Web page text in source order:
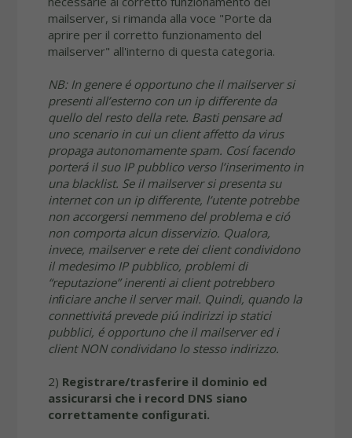
mailserver, si rimanda alla voce "Porte da
aprire per il corretto funzionamento del
mailserver" all'interno di questa categoria.
NB: In genere é opportuno che il mailserver si
presenti all’esterno con un ip differente da
quello del resto della rete. Basti pensare ad
uno scenario in cui un client affetto da virus
propaga autonomamente spam. Cosí facendo
porterá il suo IP pubblico verso l’inserimento in
una blacklist. Se il mailserver si presenta su
internet con un ip differente, l’utente potrebbe
non accorgersi nemmeno del problema e ció
non comporta alcun disservizio. Qualora,
invece, mailserver e rete dei client condividono
il medesimo IP pubblico, problemi di
“reputazione” inerenti ai client potrebbero
inﬁciare anche il server mail. Quindi, quando la
connettivitá prevede piú indirizzi ip statici
pubblici, é opportuno che il mailserver ed i
client NON condividano lo stesso indirizzo.
2) Registrare/trasferire il dominio ed
assicurarsi che i record DNS siano
correttamente conﬁgurati.